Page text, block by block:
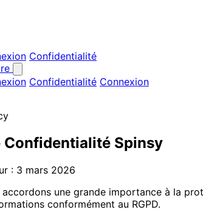
Confidentialité
Confidentialité Connexion
Confidentialité Spinsy
: 3 mars 2026
accordons une grande importance à la
conformément au RGPD.